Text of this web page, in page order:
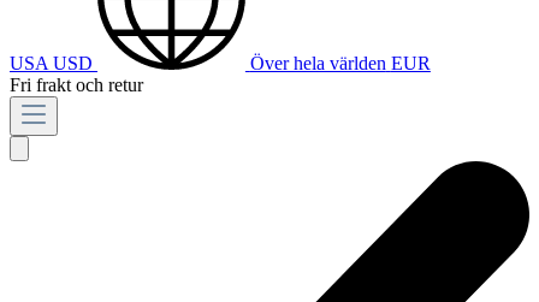
USA USD Över hela världen EUR
Fri frakt och retur